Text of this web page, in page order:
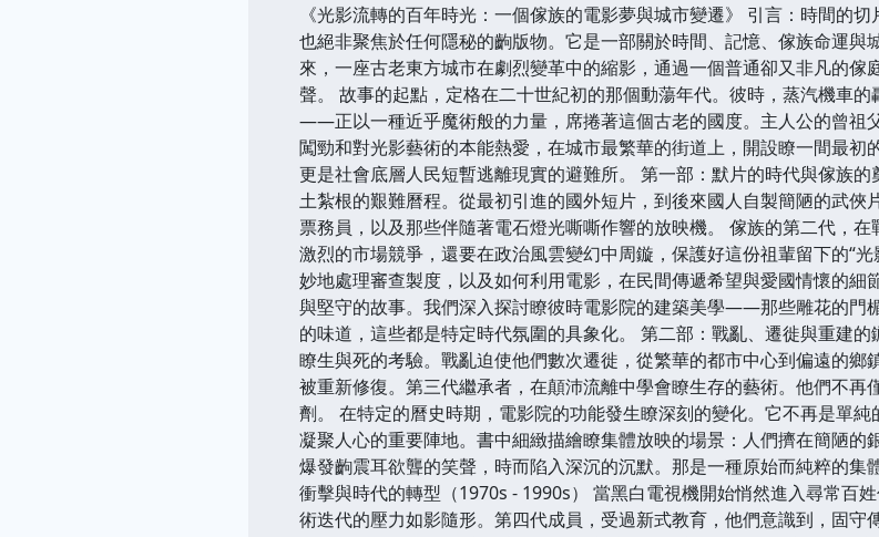
《光影流轉的百年時光：一個傢族的電影夢與城市變遷》 引言：時間的
也絕非聚焦於任何隱秘的齣版物。它是一部關於時間、記憶、傢族命運
來，一座古老東方城市在劇烈變革中的縮影，通過一個普通卻又非凡的
聲。 故事的起點，定格在二十世紀初的那個動蕩年代。彼時，蒸汽機車
——正以一種近乎魔術般的力量，席捲著這個古老的國度。主人公的曾祖
闖勁和對光影藝術的本能熱愛，在城市最繁華的街道上，開設瞭一間最初
更是社會底層人民短暫逃離現實的避難所。 第一部：默片的時代與傢族
土紮根的艱難曆程。從最初引進的國外短片，到後來國人自製簡陋的武俠
票務員，以及那些伴隨著電石燈光嘶嘶作響的放映機。 傢族的第二代，
激烈的市場競爭，還要在政治風雲變幻中周鏇，保護好這份祖輩留下的“
妙地處理審查製度，以及如何利用電影，在民間傳遞希望與愛國情懷的
與堅守的故事。我們深入探討瞭彼時電影院的建築美學——那些雕花的門
的味道，這些都是特定時代氛圍的具象化。 第二部：戰亂、遷徙與重建
瞭生與死的考驗。戰亂迫使他們數次遷徙，從繁華的都市中心到偏遠的鄉
被重新修復。第三代繼承者，在顛沛流離中學會瞭生存的藝術。他們不
劑。 在特定的曆史時期，電影院的功能發生瞭深刻的變化。它不再是單
凝聚人心的重要陣地。書中細緻描繪瞭集體放映的場景：人們擠在簡陋
爆發齣震耳欲聾的笑聲，時而陷入深沉的沉默。那是一種原始而純粹的
衝擊與時代的轉型（1970s - 1990s） 當黑白電視機開始悄然進入尋常百
術迭代的壓力如影隨形。第四代成員，受過新式教育，他們意識到，固守